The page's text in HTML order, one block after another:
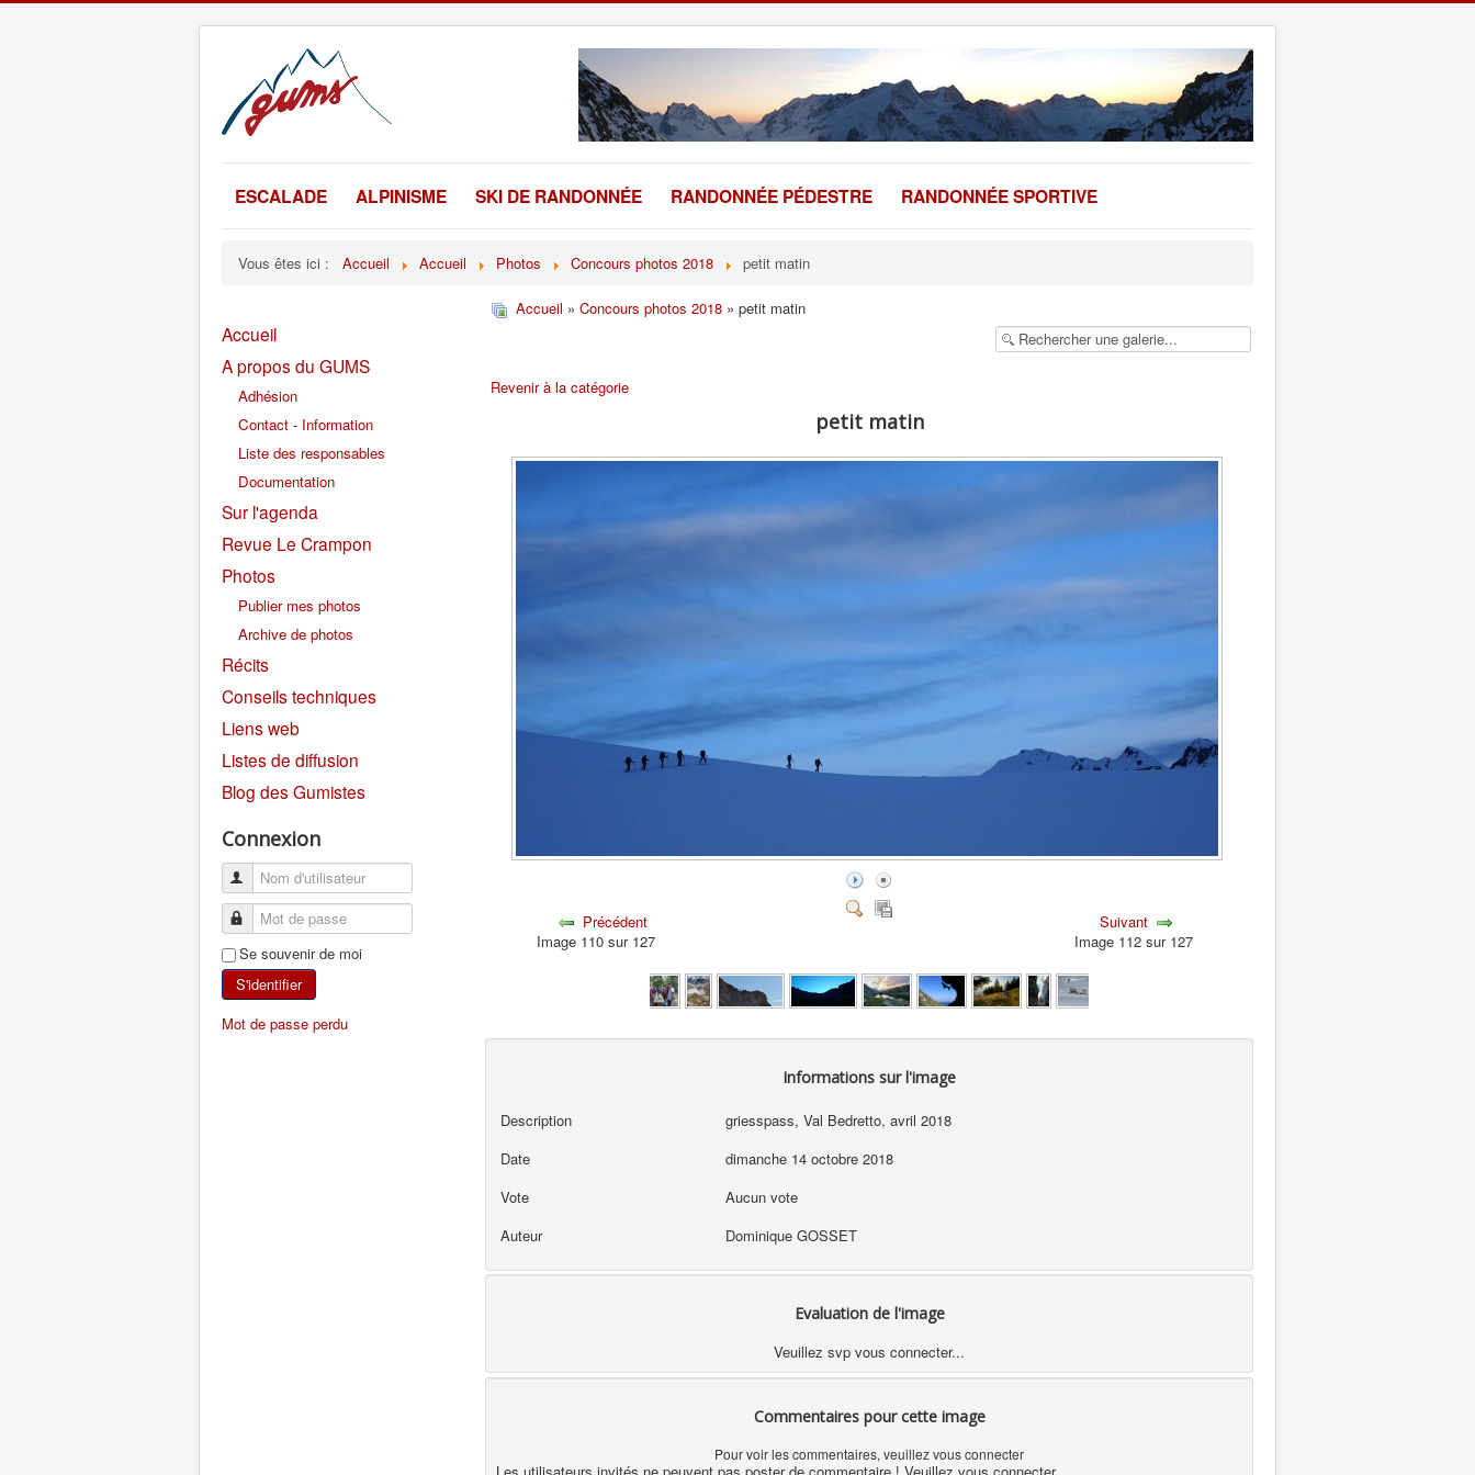
ESCALADE ALPINISME SKI DE RANDONNÉE RANDONNÉE PÉDESTRE RANDONNÉE SPORTIVE
Vous êtes ici : Accueil Accueil Photos Concours photos 2018 petit matin
Accueil
A propos du GUMS
Adhésion
Contact - Information
Liste des responsables
Documentation
Sur l'agenda
Revue Le Crampon
Photos
Publier mes photos
Archive de photos
Récits
Conseils techniques
Liens web
Listes de diffusion
Blog des Gumistes
Connexion
Se souvenir de moi
S'identifier
Mot de passe perdu
Accueil » Concours photos 2018 » petit matin
Revenir à la catégorie
petit matin
Précédent
Image 110 sur 127
Suivant
Image 112 sur 127
Informations sur l'image
Description
griesspass, Val Bedretto, avril 2018
Date
dimanche 14 octobre 2018
Vote
Aucun vote
Auteur
Dominique GOSSET
Evaluation de l'image
Veuillez svp vous connecter...
Commentaires pour cette image
Pour voir les commentaires, veuillez vous connecter